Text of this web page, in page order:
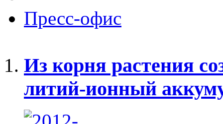
Пресс-офис
Из корня растения
литий-ионный